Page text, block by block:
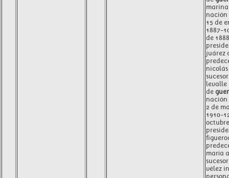
15 de
1887-
de 1888
juárez
levalle
de
2 de
1910-
maría
vélez